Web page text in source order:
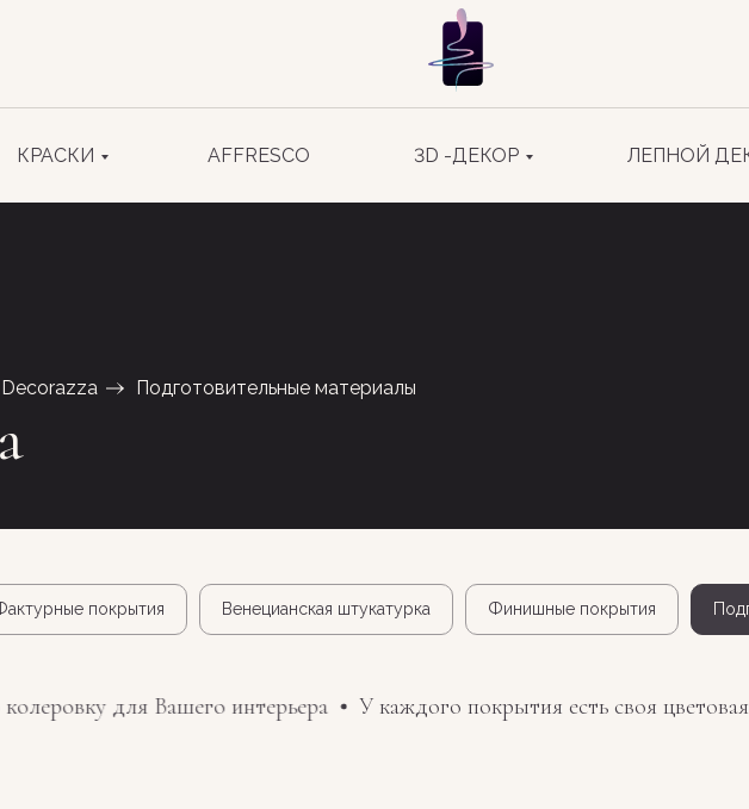
КРАСКИ AFFRESCO 3D -ДЕКОР ЛЕПНОЙ
Подготовительные материалы
Decorazza
покрытия Венецианская штукатурка Финишные покрытия
для Вашего интерьера У каждого покрытия есть своя цветовая